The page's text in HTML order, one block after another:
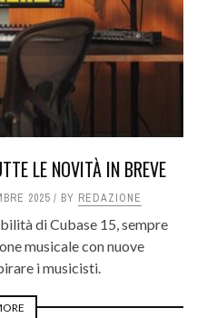
LE NOVITÀ IN BREVE
2025 BY REDAZIONE
di Cubase 15, sempre
musicale con nuove
i musicisti.